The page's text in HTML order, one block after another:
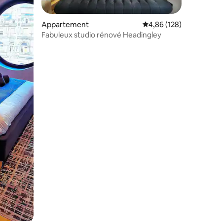
: 4,56 sur 5
Appartement Évaluation moyenne
4,86 (128)
Fabuleux studio rénové Headingley